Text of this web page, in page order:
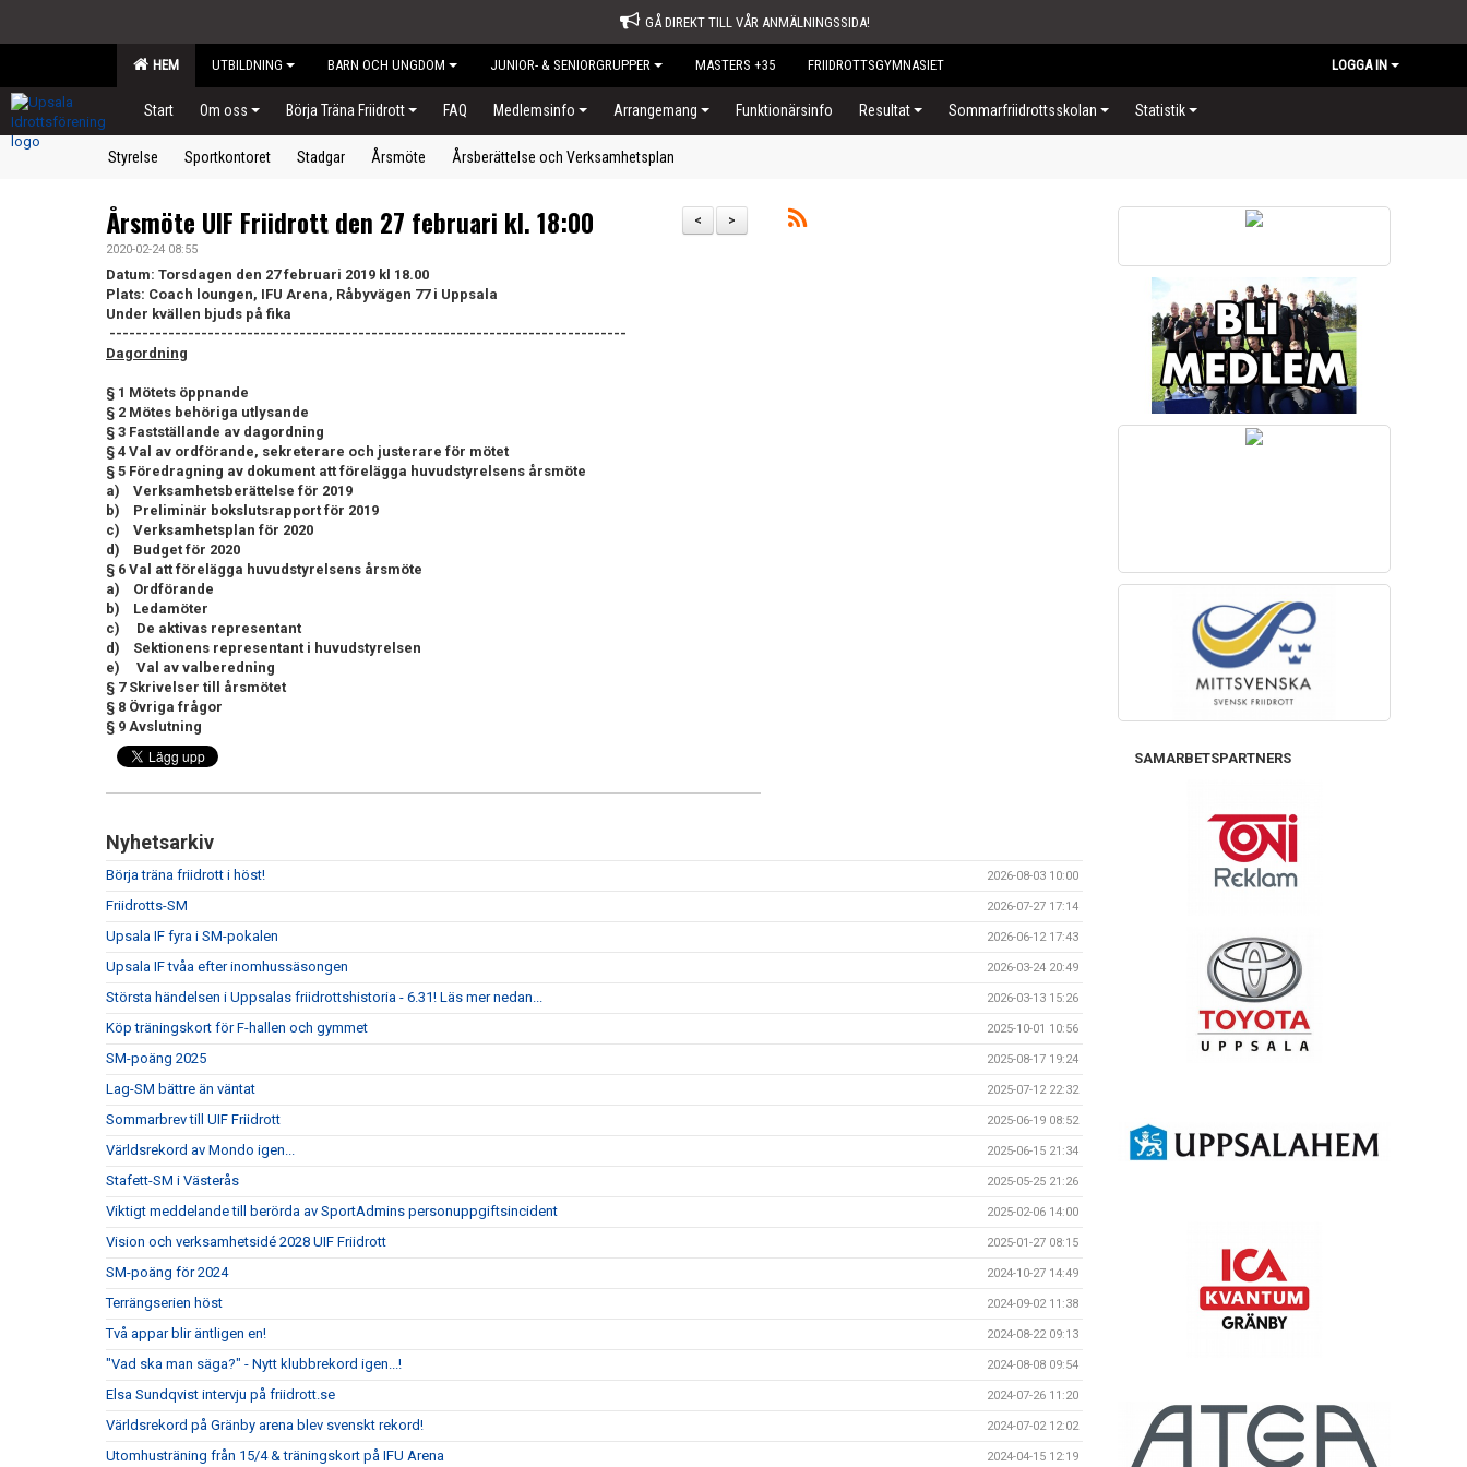
GÅ DIREKT TILL VÅR ANMÄLNINGSSIDA!
HEM UTBILDNING BARN OCH UNGDOM JUNIOR- & SENIORGRUPPER MASTERS +35 FRIIDROTTSGYMNASIET LOGGA IN
Start Om oss Börja Träna Friidrott FAQ Medlemsinfo Arrangemang Funktionärsinfo Resultat Sommarfriidrottsskolan Statistik
Styrelse Sportkontoret Stadgar Årsmöte Årsberättelse och Verksamhetsplan
>
<
Årsmöte UIF Friidrott den 27 februari kl. 18:00
2020-02-24 08:55
Datum: Torsdagen den 27 februari 2019 kl 18.00
Plats: Coach loungen, IFU Arena, Råbyvägen 77 i Uppsala
Under kvällen bjuds på fika
-------------------------------------------------------------------------------
Dagordning
§ 1 Mötets öppnande
§ 2 Mötes behöriga utlysande
§ 3 Fastställande av dagordning
§ 4 Val av ordförande, sekreterare och justerare för mötet
§ 5 Föredragning av dokument att förelägga huvudstyrelsens årsmöte
a) Verksamhetsberättelse för 2019
b) Preliminär bokslutsrapport för 2019
c) Verksamhetsplan för 2020
d) Budget för 2020
§ 6 Val att förelägga huvudstyrelsens årsmöte
a) Ordförande
b) Ledamöter
c) De aktivas representant
d) Sektionens representant i huvudstyrelsen
e) Val av valberedning
§ 7 Skrivelser till årsmötet
§ 8 Övriga frågor
§ 9 Avslutning
Nyhetsarkiv
Börja träna friidrott i höst! 2026-08-03 10:00
Friidrotts-SM 2026-07-27 17:14
Upsala IF fyra i SM-pokalen 2026-06-12 17:43
Upsala IF tvåa efter inomhussäsongen 2026-03-24 20:49
Största händelsen i Uppsalas friidrottshistoria - 6.31! Läs mer nedan... 2026-03-13 15:26
Köp träningskort för F-hallen och gymmet 2025-10-01 10:56
SM-poäng 2025 2025-08-17 19:24
Lag-SM bättre än väntat 2025-07-12 22:32
Sommarbrev till UIF Friidrott 2025-06-19 08:52
Världsrekord av Mondo igen... 2025-06-15 21:34
Stafett-SM i Västerås 2025-05-25 21:26
Viktigt meddelande till berörda av SportAdmins personuppgiftsincident 2025-02-06 14:00
Vision och verksamhetsidé 2028 UIF Friidrott 2025-01-27 08:15
SM-poäng för 2024 2024-10-27 14:49
Terrängserien höst 2024-09-02 11:38
Två appar blir äntligen en! 2024-08-22 09:13
"Vad ska man säga?" - Nytt klubbrekord igen...! 2024-08-08 09:54
Elsa Sundqvist intervju på friidrott.se 2024-07-26 11:20
Världsrekord på Gränby arena blev svenskt rekord! 2024-07-02 12:02
Utomhusträning från 15/4 & träningskort på IFU Arena 2024-04-15 12:19
SAMARBETSPARTNERS